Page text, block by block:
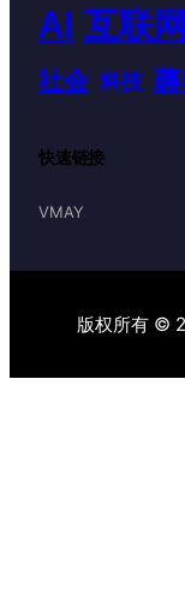
AI 互联网
社会 科技
快速链接
VMAY
版权所有 ©